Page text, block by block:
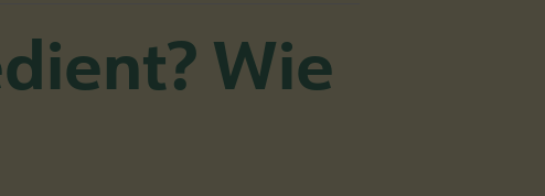
Wie